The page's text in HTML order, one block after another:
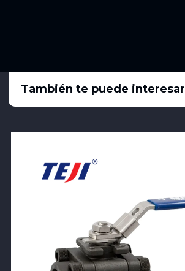
También te puede interesar